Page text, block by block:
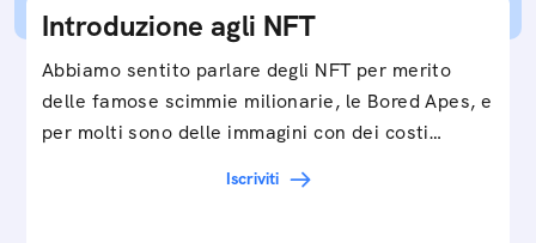
Introduzione agli NFT
Abbiamo sentito parlare degli NFT per merito
delle famose scimmie milionarie, le Bored Apes, e
per molti sono delle immagini con dei costi…
Iscriviti